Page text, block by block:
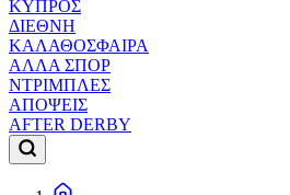
ΚΥΠΡΟΣ
ΔΙΕΘΝΗ
ΚΑΛΑΘΟΣΦΑΙΡΑ
ΑΛΛΑ ΣΠΟΡ
ΝΤΡΙΜΠΛΕΣ
ΑΠΟΨΕΙΣ
AFTER DERBY